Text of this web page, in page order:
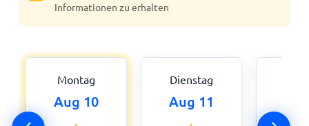
Informationen zu erhalten
Montag
Aug 10
Dienstag
Aug 11